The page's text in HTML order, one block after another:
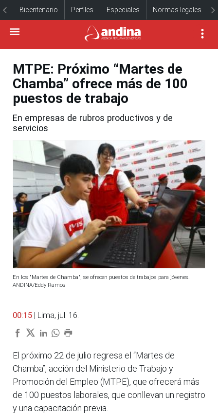
Bicentenario Perfiles Especiales Normas legales
MTPE: Próximo “Martes de
Chamba” ofrece más de 100
puestos de trabajo
En empresas de rubros productivos y de
servicios
En los "Martes de Chamba", se ofrecen puestos de trabajos para jóvenes.
ANDINA/Eddy Ramos
00:15 | Lima, jul. 16.
El próximo 22 de julio regresa el “Martes de
Chamba”, acción del Ministerio de Trabajo y
Promoción del Empleo (MTPE), que ofrecerá más
de 100 puestos laborales, que conllevan un registro
y una capacitación previa.